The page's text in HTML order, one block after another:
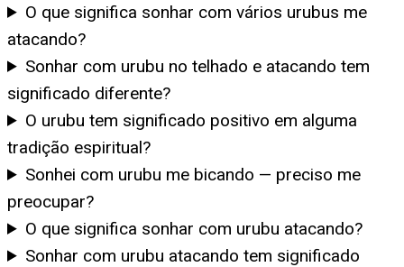
O que significa sonhar com vários urubus me
atacando?
Sonhar com urubu no telhado e atacando tem
significado diferente?
O urubu tem significado positivo em alguma
tradição espiritual?
Sonhei com urubu me bicando — preciso me
preocupar?
O que significa sonhar com urubu atacando?
Sonhar com urubu atacando tem significado